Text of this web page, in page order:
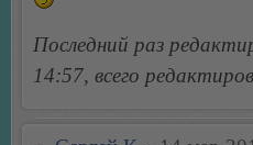
Последний раз
14:57, всего